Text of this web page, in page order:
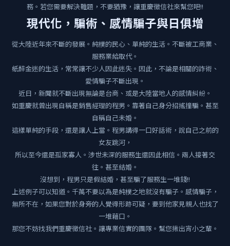
務。若您需要解決難題，不要猶豫，讓重慶徵信社來幫您吧!!
現代化，騙術、感情騙子與日俱增
從大陸近年來不斷的發展。純樸的民心、單純的生活。不斷被工商業、
服務業給取代。
紙醉金迷的生活，常常讓不少人因此迷失。因此，不論是相關的詐術、
愛情騙子不斷出現。
近日，新聞就不斷出現無論是台商、或是大陸當地人的感情糾紛。
如重慶就曾出現自稱是銷售經理的程男。靠著自己身分招搖撞騙。甚至
自稱自己未婚。
這樣單純的手段，還是讓人上當。程男講得一口好話術，說自己之前的
女友跳河，
所以至今還是孤家寡人。涉世未深的服務生還因此相信。兩人接著交
往。甚至結婚。
沒想到，程男只是假結婚，甚至騙了服務生一堆錢!!
上述例子可以知道。千萬不要以為是純樸之地就沒有騙子。感情騙子，
無所不在，如果您對於身旁的人覺得形跡可疑，要到他家見親人也找了
一堆藉口。
那您不妨找我們重慶徵信社。讓專業信實的團隊。幫您揪出宵小之輩。